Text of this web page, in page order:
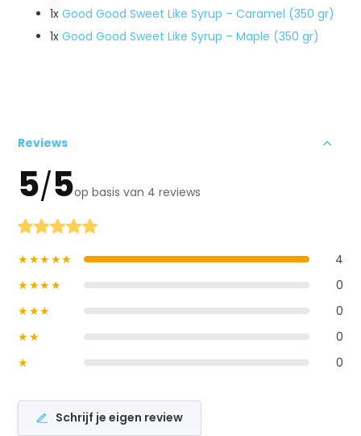
1xGood Good Sweet Like Syrup – Caramel (350 gr)
1xGood Good Sweet Like Syrup – Maple (350 gr)
Reviews
5/5op basis van 4 reviews
★★★★★
4
★★★★
0
★★★
0
★★
0
★
0
Schrijf je eigen review